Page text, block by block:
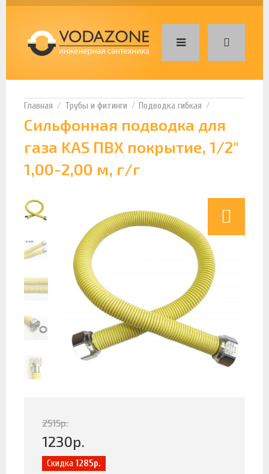
Трубы и фитинги Подводка гибкая
Сильфонная подводка для
газа KAS ПВХ покрытие, 1/2"
1,00-2,00 м, г/г
2515р.
1230р.
Скидка 1285р.